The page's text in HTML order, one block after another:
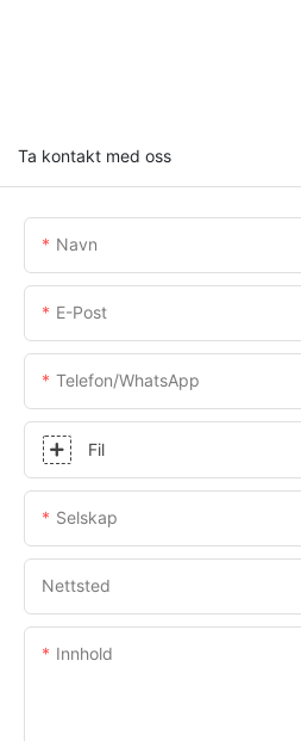
Ta kontakt med oss
Navn
E-Post
Telefon/whatsApp
Fil
Selskap
Nettsted
Innhold